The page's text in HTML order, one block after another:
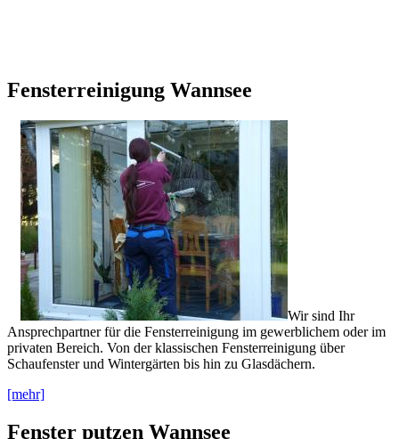
Fensterreinigung Wannsee
Wir sind Ihr
Ansprechpartner für die Fensterreinigung im gewerblichem oder im
privaten Bereich. Von der klassischen Fensterreinigung über
Schaufenster und Wintergärten bis hin zu Glasdächern.
[mehr]
Fenster putzen Wannsee